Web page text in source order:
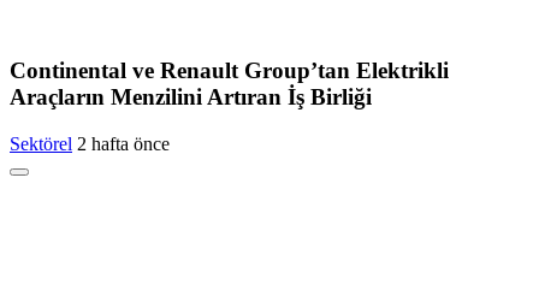
Continental ve Renault Group’tan Elektrikli
Araçların Menzilini Artıran İş Birliği
Sektörel 2 hafta önce